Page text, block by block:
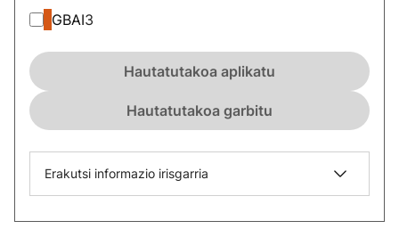
GBAI3
Hautatutakoa aplikatu
Hautatutakoa garbitu
Erakutsi informazio irisgarria